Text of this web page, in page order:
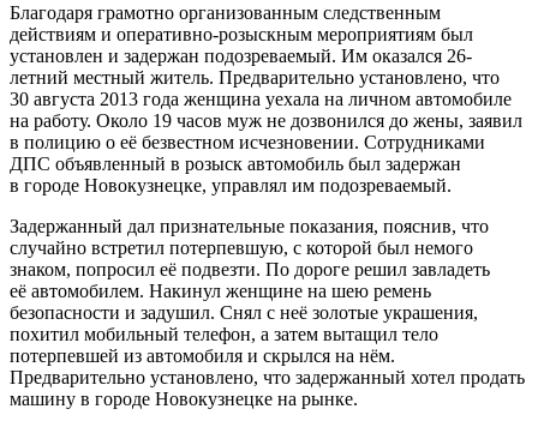
Благодаря грамотно организованным следственным
действиям и оперативно-розыскным мероприятиям был
установлен и задержан подозреваемый. Им оказался 26-
летний местный житель. Предварительно установлено, что
30 августа 2013 года женщина уехала на личном автомобиле
на работу. Около 19 часов муж не дозвонился до жены, заявил
в полицию о её безвестном исчезновении. Сотрудниками
ДПС объявленный в розыск автомобиль был задержан
в городе Новокузнецке, управлял им подозреваемый.
Задержанный дал признательные показания, пояснив, что
случайно встретил потерпевшую, с которой был немого
знаком, попросил её подвезти. По дороге решил завладеть
её автомобилем. Накинул женщине на шею ремень
безопасности и задушил. Снял с неё золотые украшения,
похитил мобильный телефон, а затем вытащил тело
потерпевшей из автомобиля и скрылся на нём.
Предварительно установлено, что задержанный хотел продать
машину в городе Новокузнецке на рынке.